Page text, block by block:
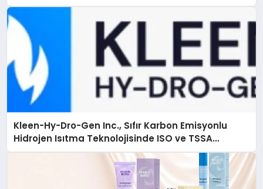
Kleen-Hy-Dro-Gen Inc., Sıfır Karbon Emisyonlu
Hidrojen Isıtma Teknolojisinde ISO ve TSSA
Düzenleyici Onaylarını Aldı